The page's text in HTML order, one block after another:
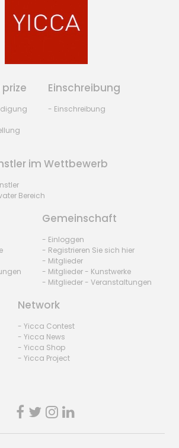
Einschreibung
- Einschreibung
im Wettbewerb
Bereich
Gemeinschaft
- Einloggen
- Registrieren Sie sich hier
- Mitglieder
- Mitglieder - Kunstwerke
- Mitglieder - Veranstaltungen
Network
- Yicca Contest
- Yicca News
- Yicca Shop
- Yicca Project